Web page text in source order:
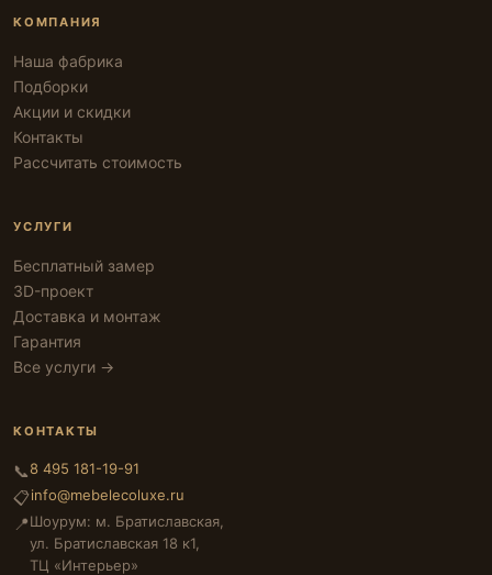
КОМПАНИЯ
Наша фабрика
Подборки
Акции и скидки
Контакты
Рассчитать стоимость
УСЛУГИ
Бесплатный замер
3D-проект
Доставка и монтаж
Гарантия
Все услуги →
КОНТАКТЫ
📞8 495 181-19-91
📋info@mebelecoluxe.ru
📍Шоурум: м. Братиславская,
ул. Братиславская 18 к1,
ТЦ «Интерьер»